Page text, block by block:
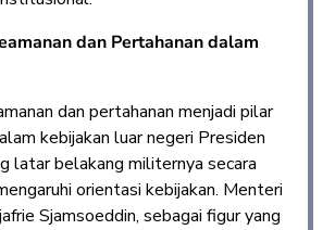
dan Pertahanan dalam
dan pertahanan menjadi pilar
kebijakan luar negeri Presiden
latar belakang militernya secara
orientasi kebijakan. Menteri
Sjamsoeddin, sebagai figur yang